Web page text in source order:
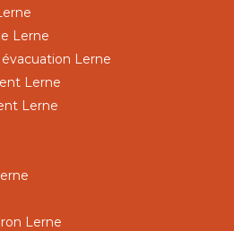
Lerne
Lerne
Lerne
Lerne
Lerne